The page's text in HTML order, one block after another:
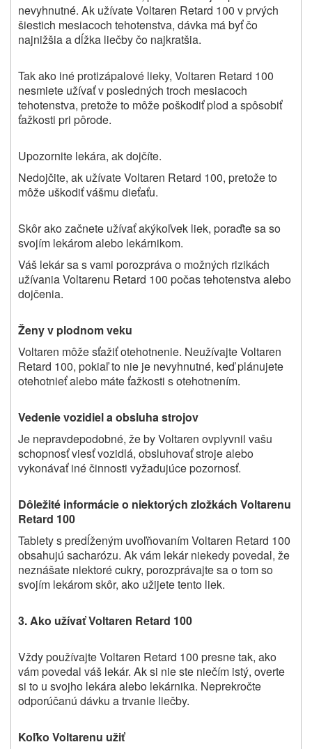
nevyhnutné. Ak užívate Voltaren Retard 100 v prvých
šiestich mesiacoch tehotenstva, dávka má byť čo
najnižšia a dĺžka liečby čo najkratšia.
Tak ako iné protizápalové lieky, Voltaren Retard 100
nesmiete užívať v posledných troch mesiacoch
tehotenstva, pretože to môže poškodiť plod a spôsobiť
ťažkosti pri pôrode.
Upozornite lekára, ak dojčíte.
Nedojčite, ak užívate Voltaren Retard 100, pretože to
môže uškodiť vášmu dieťaťu.
Skôr ako začnete užívať akýkoľvek liek, poraďte sa so
svojím lekárom alebo lekárnikom.
Váš lekár sa s vami porozpráva o možných rizikách
užívania Voltarenu Retard 100 počas tehotenstva alebo
dojčenia.
Ženy v plodnom veku
Voltaren môže sťažiť otehotnenie. Neužívajte Voltaren
Retard 100, pokiaľ to nie je nevyhnutné, keď plánujete
otehotnieť alebo máte ťažkosti s otehotnením.
Vedenie vozidiel a obsluha strojov
Je nepravdepodobné, že by Voltaren ovplyvnil vašu
schopnosť viesť vozidlá, obsluhovať stroje alebo
vykonávať iné činnosti vyžadujúce pozornosť.
Dôležité informácie o niektorých zložkách Voltarenu
Retard 100
Tablety s predĺženým uvoľňovaním Voltaren Retard 100
obsahujú sacharózu. Ak vám lekár niekedy povedal, že
neznášate niektoré cukry, porozprávajte sa o tom so
svojím lekárom skôr, ako užijete tento liek.
3. Ako užívať Voltaren Retard 100
Vždy používajte Voltaren Retard 100 presne tak, ako
vám povedal váš lekár. Ak si nie ste niečím istý, overte
si to u svojho lekára alebo lekárnika. Neprekročte
odporúčanú dávku a trvanie liečby.
Koľko Voltarenu užiť